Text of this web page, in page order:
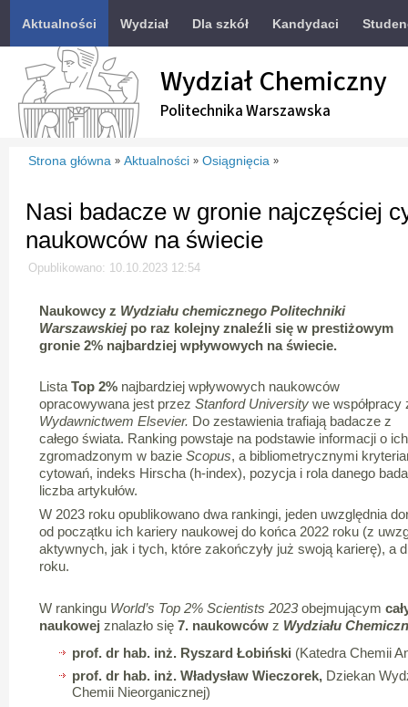
Aktualności Wydział Dla szkół Kandydaci
Wydział Chemiczny
Politechnika Warszawska
Strona główna » Aktualności » Osiągnięcia »
Nasi badacze w gronie najczęściej
naukowców na świecie
Opublikowano: 10.10.2023 12:54
Naukowcy z Wydziału chemicznego Politechniki
Warszawskiejpo raz kolejny znaleźli się w prestiżowym
gronie 2% najbardziej wpływowych na świecie.
Lista Top 2%najbardziej wpływowych naukowców
opracowywana jest przez Stanford Universitywe współpracy
Wydawnictwem Elsevier. Do zestawienia trafiają badacze z
całego świata. Ranking powstaje na podstawie informacji o
zgromadzonym w bazie Scopus, a bibliometrycznymi
cytowań, indeks Hirscha (h-index), pozycja i rola danego
liczba artykułów.
W 2023 roku opublikowano dwa rankingi, jeden uwzględnia
od początku ich kariery naukowej do końca 2022 roku (z
aktywnych, jak i tych, które zakończyły już swoją karierę), a
roku.
W rankingu World’s Top 2% Scientists 2023obejmującym
naukowej znalazło się 7. naukowcówz Wydziału
prof. dr hab. inż. Ryszard Łobiński (Katedra Chemii
prof. dr hab. inż. Władysław Wieczorek,Dziekan
Chemii Nieorganicznej)